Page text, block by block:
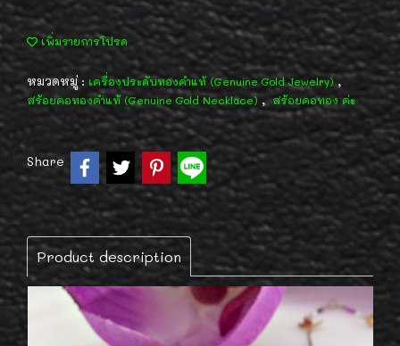
เพิ่มรายการโปรด
หมวดหมู่ : เครื่องประดับทองคำแท้ (Genuine Gold Jewelry) ,
สร้อยคอทองคำแท้ (Genuine Gold Necklace) , สร้อยคอทอง ค่ะ
Share
Product description